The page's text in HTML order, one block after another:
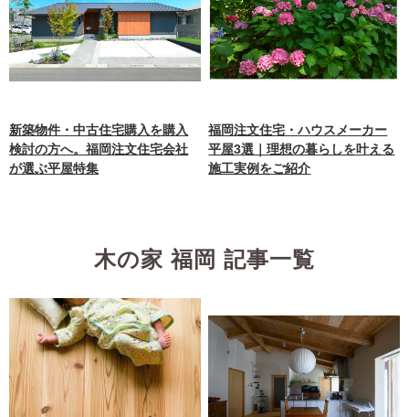
新築物件・中古住宅購入を購入
検討の方へ。福岡注文住宅会社
が選ぶ平屋特集
福岡注文住宅・ハウスメーカー
平屋3選｜理想の暮らしを叶える
施工実例をご紹介
木の家 福岡 記事一覧